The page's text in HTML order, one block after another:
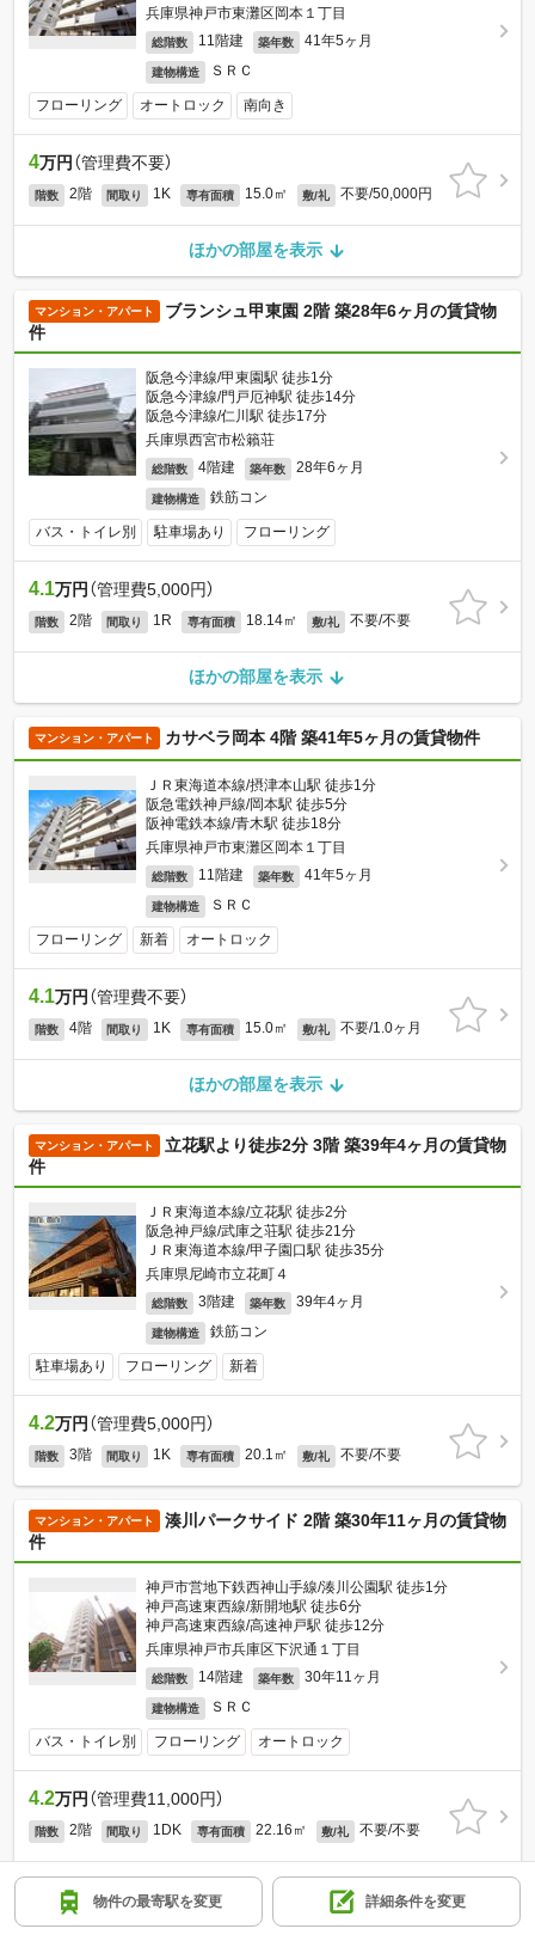
兵庫県神戸市東灘区岡本１丁目
総階数 11階建 築年数 41年5ヶ月
建物構造 ＳＲＣ
フローリング オートロック 南向き
4万円 （管理費不要）
階数 2階 間取り 1K 専有面積 15.0㎡ 敷/礼 不要/50,000円
ほかの部屋を表示
マンション・アパート
ブランシュ甲東園 2階 築28年6ヶ月の賃貸物
件
阪急今津線/甲東園駅 徒歩1分
阪急今津線/門戸厄神駅 徒歩14分
阪急今津線/仁川駅 徒歩17分
兵庫県西宮市松籟荘
総階数 4階建 築年数 28年6ヶ月
建物構造 鉄筋コン
バス・トイレ別 駐車場あり フローリング
4.1万円 （管理費5,000円）
階数 2階 間取り 1R 専有面積 18.14㎡ 敷/礼 不要/不要
ほかの部屋を表示
マンション・アパート カサベラ岡本 4階 築41年5ヶ月の賃貸物件
ＪＲ東海道本線/摂津本山駅 徒歩1分
阪急電鉄神戸線/岡本駅 徒歩5分
阪神電鉄本線/青木駅 徒歩18分
兵庫県神戸市東灘区岡本１丁目
総階数 11階建 築年数 41年5ヶ月
建物構造 ＳＲＣ
フローリング 新着 オートロック
4.1万円 （管理費不要）
階数 4階 間取り 1K 専有面積 15.0㎡ 敷/礼 不要/1.0ヶ月
ほかの部屋を表示
マンション・アパート
立花駅より徒歩2分 3階 築39年4ヶ月の賃貸物
件
ＪＲ東海道本線/立花駅 徒歩2分
阪急神戸線/武庫之荘駅 徒歩21分
ＪＲ東海道本線/甲子園口駅 徒歩35分
兵庫県尼崎市立花町４
総階数 3階建 築年数 39年4ヶ月
建物構造 鉄筋コン
駐車場あり フローリング 新着
4.2万円 （管理費5,000円）
階数 3階 間取り 1K 専有面積 20.1㎡ 敷/礼 不要/不要
マンション・アパート
湊川パークサイド 2階 築30年11ヶ月の賃貸物
件
神戸市営地下鉄西神山手線/湊川公園駅 徒歩1分
神戸高速東西線/新開地駅 徒歩6分
神戸高速東西線/高速神戸駅 徒歩12分
兵庫県神戸市兵庫区下沢通１丁目
総階数 14階建 築年数 30年11ヶ月
建物構造 ＳＲＣ
バス・トイレ別 フローリング オートロック
4.2万円 （管理費11,000円）
階数 2階 間取り 1DK 専有面積 22.16㎡ 敷/礼 不要/不要
ほかの部屋を表示
物件の最寄駅を変更 詳細条件を変更